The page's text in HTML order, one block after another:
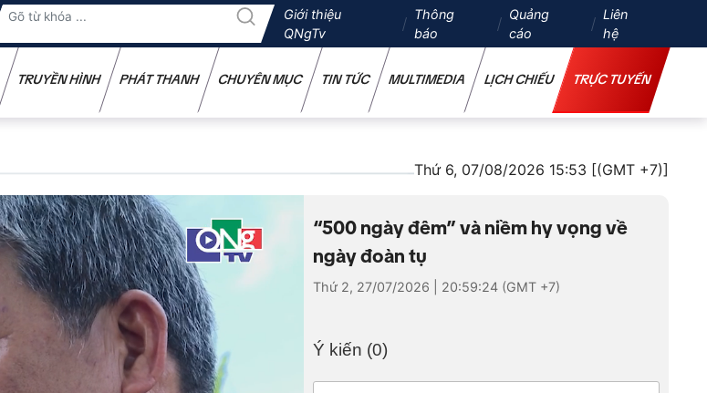
Giới thiệu
QNgTv
Thông
báo
Quảng
cáo
Liên
hệ
TRUYỀN HÌNH PHÁT THANH CHUYÊN MỤC TIN TỨC MULTIMEDIA LỊCH CHIẾU TRỰC TUYẾN
Thứ 6, 07/08/2026 15:53 [(GMT +7)]
“500 ngày đêm” và niềm hy vọng về
ngày đoàn tụ
Thứ 2, 27/07/2026 | 20:59:24 (GMT +7)
Ý kiến (0)